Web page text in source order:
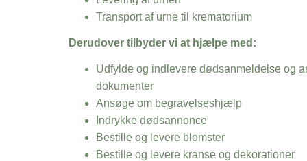
Transport af urne til krematorium
Derudover tilbyder vi at hjælpe med:
Udfylde og indlevere dødsanmeldelse og
dokumenter
Ansøge om begravelseshjælp
Indrykke dødsannonce
Bestille og levere blomster
Bestille og levere kranse og dekorationer